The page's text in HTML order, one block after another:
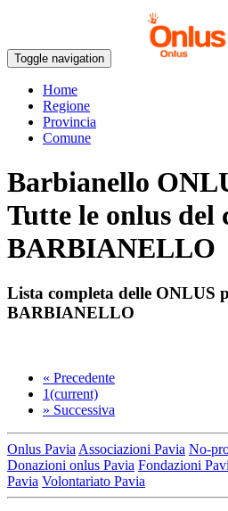
Toggle navigation
Home
Regione
Provincia
Comune
Barbianello
Tutte le onlus del
BARBIANELLO
Lista completa delle ONLUS
BARBIANELLO
« Precedente
1(current)
» Successiva
Onlus Pavia Associazioni Pavia No-
Donazioni onlus Pavia Fondazioni
Pavia Volontariato Pavia